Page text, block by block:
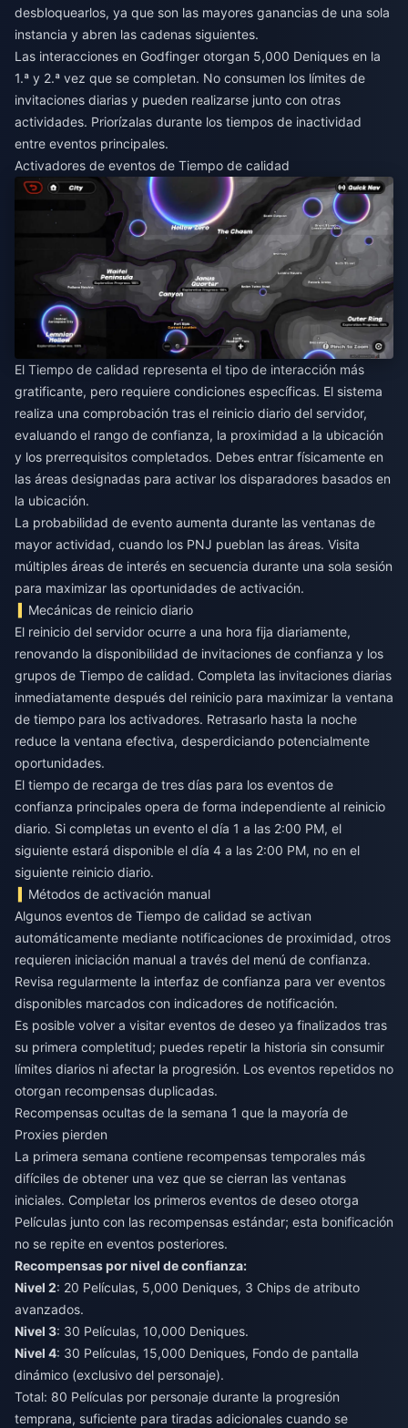
desbloquearlos, ya que son las mayores ganancias de una sola
instancia y abren las cadenas siguientes.
Las interacciones en Godfinger otorgan 5,000 Deniques en la
1.ª y 2.ª vez que se completan. No consumen los límites de
invitaciones diarias y pueden realizarse junto con otras
actividades. Priorízalas durante los tiempos de inactividad
entre eventos principales.
Activadores de eventos de Tiempo de calidad
El Tiempo de calidad representa el tipo de interacción más
gratificante, pero requiere condiciones específicas. El sistema
realiza una comprobación tras el reinicio diario del servidor,
evaluando el rango de confianza, la proximidad a la ubicación
y los prerrequisitos completados. Debes entrar físicamente en
las áreas designadas para activar los disparadores basados en
la ubicación.
La probabilidad de evento aumenta durante las ventanas de
mayor actividad, cuando los PNJ pueblan las áreas. Visita
múltiples áreas de interés en secuencia durante una sola sesión
para maximizar las oportunidades de activación.
Mecánicas de reinicio diario
El reinicio del servidor ocurre a una hora fija diariamente,
renovando la disponibilidad de invitaciones de confianza y los
grupos de Tiempo de calidad. Completa las invitaciones diarias
inmediatamente después del reinicio para maximizar la ventana
de tiempo para los activadores. Retrasarlo hasta la noche
reduce la ventana efectiva, desperdiciando potencialmente
oportunidades.
El tiempo de recarga de tres días para los eventos de
confianza principales opera de forma independiente al reinicio
diario. Si completas un evento el día 1 a las 2:00 PM, el
siguiente estará disponible el día 4 a las 2:00 PM, no en el
siguiente reinicio diario.
Métodos de activación manual
Algunos eventos de Tiempo de calidad se activan
automáticamente mediante notificaciones de proximidad, otros
requieren iniciación manual a través del menú de confianza.
Revisa regularmente la interfaz de confianza para ver eventos
disponibles marcados con indicadores de notificación.
Es posible volver a visitar eventos de deseo ya finalizados tras
su primera completitud; puedes repetir la historia sin consumir
límites diarios ni afectar la progresión. Los eventos repetidos no
otorgan recompensas duplicadas.
Recompensas ocultas de la semana 1 que la mayoría de
Proxies pierden
La primera semana contiene recompensas temporales más
difíciles de obtener una vez que se cierran las ventanas
iniciales. Completar los primeros eventos de deseo otorga
Películas junto con las recompensas estándar; esta bonificación
no se repite en eventos posteriores.
Recompensas por nivel de confianza:
Nivel 2: 20 Películas, 5,000 Deniques, 3 Chips de atributo
avanzados.
Nivel 3: 30 Películas, 10,000 Deniques.
Nivel 4: 30 Películas, 15,000 Deniques, Fondo de pantalla
dinámico (exclusivo del personaje).
Total: 80 Películas por personaje durante la progresión
temprana, suficiente para tiradas adicionales cuando se